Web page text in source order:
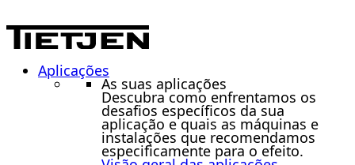
Aplicações
As suas aplicações
Descubra como enfrentamos os
desafios específicos da sua
aplicação e quais as máquinas e
instalações que recomendamos
especificamente para o efeito.